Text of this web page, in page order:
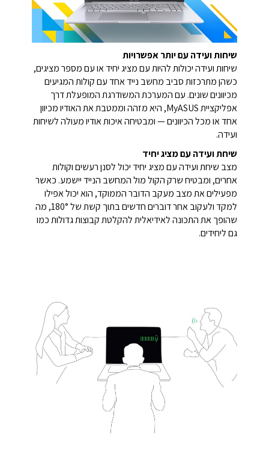
שיחות ועידה עם יותר אפשרויות
שיחות ועידה יכולות להיות עם מציג יחיד או עם מספר מציגים,
כשהן מתרכזות סביב מחשב נייד אחד עם קולות המגיעים
מכיוונים שונים. עם המערכת המשודרגת המופעלת דרך
אפליקציית MyASUS, היא מזהה וממטבת את האודיו מכיוון
אחד או מכל הכיוונים — ומבטיחה איכות אודיו מעולה לשיחות
ועידה.
שיחת ועידה עם מציג יחיד
מצב שיחת ועידה עם מציג יחיד יכול לסנן רעשים וקולות
אחרים, ומבטיח שרק הקול מול המחשב הנייד יישמע. כאשר
מפעילים את מצב מעקב הדובר הממוקד, הוא יכול אפילו
למקד ולעקוב אחר דוברים חדשים בתוך קשת של 180°, מה
שהופך את התכונה לאידיאלית להקלטת קבוצות גדולות כמו
גם ליחידים.